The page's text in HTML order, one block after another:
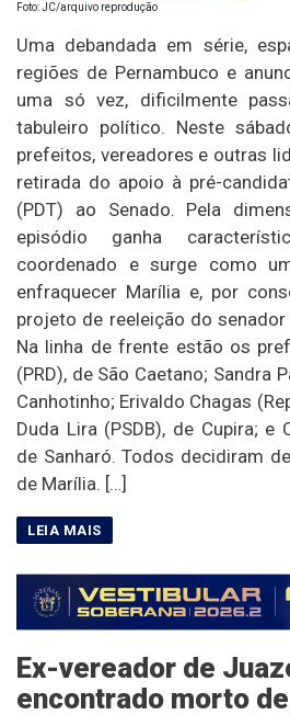
Foto: JC/arquivo reprodução
Uma debandada em série,
regiões de Pernambuco e
uma só vez, dificilmente
tabuleiro político. Neste
prefeitos, vereadores e outras
retirada do apoio à pré-
(PDT) ao Senado. Pela
episódio ganha
coordenado e surge como
enfraquecer Marília e, por
projeto de reeleição do
Na linha de frente estão os
(PRD), de São Caetano; Sandra
Canhotinho; Erivaldo Chagas
Duda Lira (PSDB), de Cupira; e
de Sanharó. Todos decidiram
de Marília. […]
Ex-vereador de
encontrado morto